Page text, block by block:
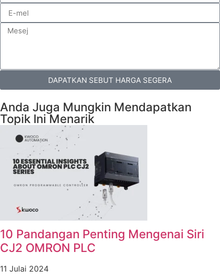
DAPATKAN SEBUT HARGA SEGERA
Anda Juga Mungkin Mendapatkan
Topik Ini Menarik
10 Pandangan Penting Mengenai Siri
CJ2 OMRON PLC
11 Julai 2024